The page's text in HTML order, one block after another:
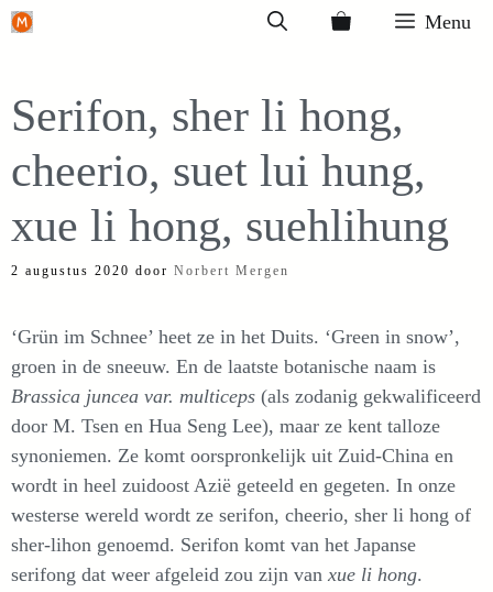
Ga
inhoud
Menu
Serifon, sher li hong,
cheerio, suet lui hung,
xue li hong, suehlihung
2 augustus 2020 door Norbert Mergen
‘Grün im Schnee’ heet ze in het Duits. ‘Green in snow’,
groen in de sneeuw. En de laatste botanische naam is
Brassica juncea var. multiceps (als zodanig gekwalificeerd
door M. Tsen en Hua Seng Lee), maar ze kent talloze
synoniemen. Ze komt oorspronkelijk uit Zuid-China en
wordt in heel zuidoost Azië geteeld en gegeten. In onze
westerse wereld wordt ze serifon, cheerio, sher li hong of
sher-lihon genoemd. Serifon komt van het Japanse
serifong dat weer afgeleid zou zijn van xue li hong.